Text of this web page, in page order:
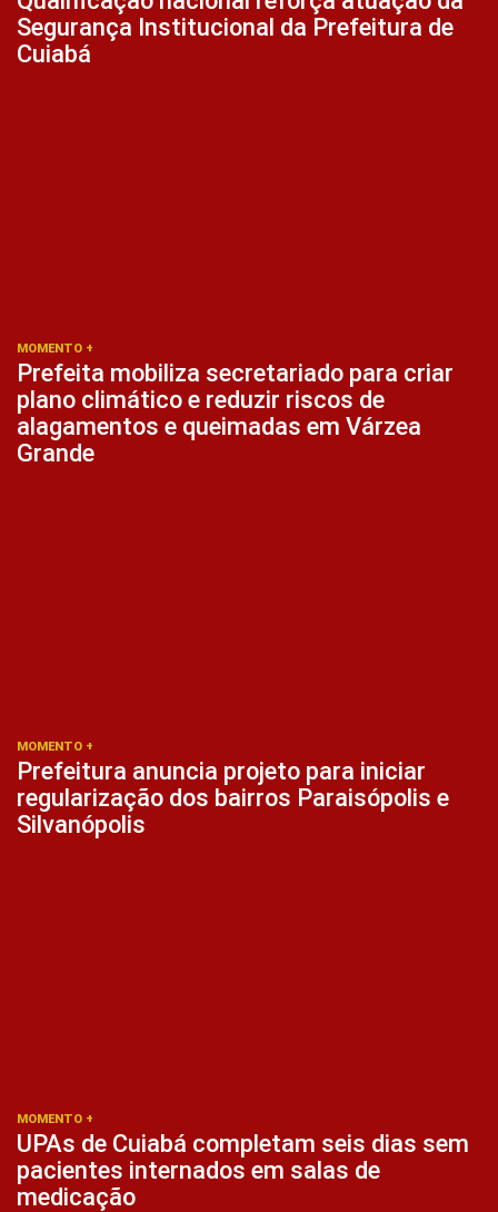
Segurança Institucional da Prefeitura de
Cuiabá
MOMENTO +
Prefeita mobiliza secretariado para criar
plano climático e reduzir riscos de
alagamentos e queimadas em Várzea
Grande
MOMENTO +
Prefeitura anuncia projeto para iniciar
regularização dos bairros Paraisópolis e
Silvanópolis
MOMENTO +
UPAs de Cuiabá completam seis dias sem
pacientes internados em salas de
medicação